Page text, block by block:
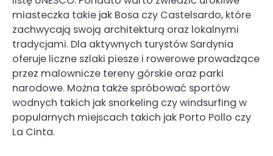
miasteczka takie jak Bosa czy Castelsardo, które
zachwycają swoją architekturą oraz lokalnymi
tradycjami. Dla aktywnych turystów Sardynia
oferuje liczne szlaki piesze i rowerowe prowadzące
przez malownicze tereny górskie oraz parki
narodowe. Można także spróbować sportów
wodnych takich jak snorkeling czy windsurfing w
popularnych miejscach takich jak Porto Pollo czy
La Cinta.